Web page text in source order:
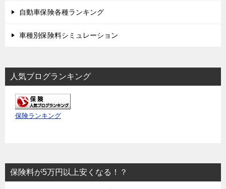
自動車保険各種ランキング
車種別保険料シミュレーション
人気ブログランキング
保険ランキング
保険料が5万円以上安くなる！？